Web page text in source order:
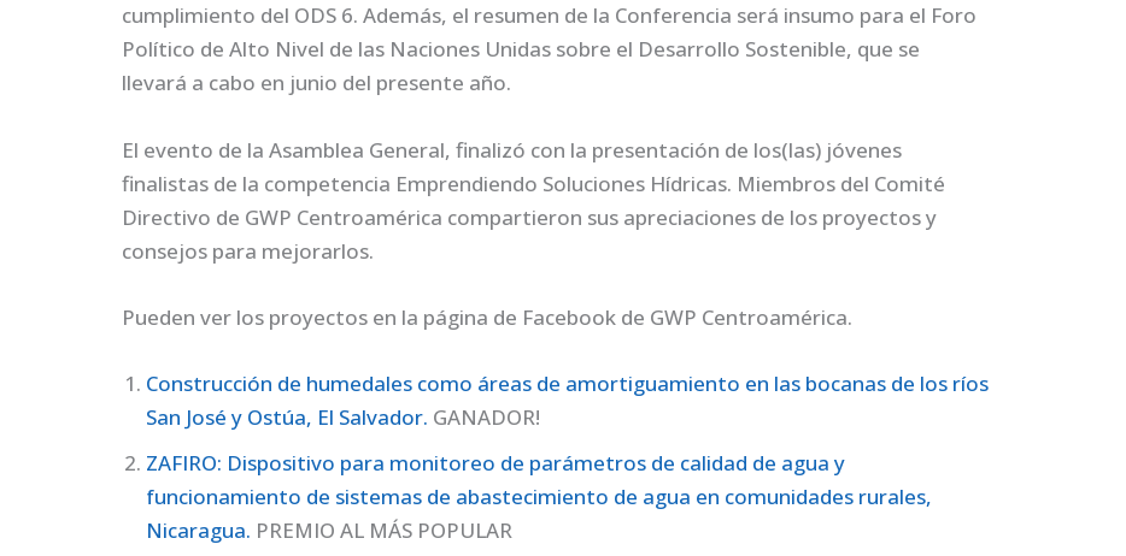
cumplimiento del ODS 6. Además, el resumen de la Conferencia será insumo para el Foro
Político de Alto Nivel de las Naciones Unidas sobre el Desarrollo Sostenible, que se
llevará a cabo en junio del presente año.
El evento de la Asamblea General, finalizó con la presentación de los(las) jóvenes
finalistas de la competencia Emprendiendo Soluciones Hídricas. Miembros del Comité
Directivo de GWP Centroamérica compartieron sus apreciaciones de los proyectos y
consejos para mejorarlos.
Pueden ver los proyectos en la página de Facebook de GWP Centroamérica.
Construcción de humedales como áreas de amortiguamiento en las bocanas de los ríos
San José y Ostúa, El Salvador. GANADOR!
ZAFIRO: Dispositivo para monitoreo de parámetros de calidad de agua y
funcionamiento de sistemas de abastecimiento de agua en comunidades rurales,
Nicaragua. PREMIO AL MÁS POPULAR